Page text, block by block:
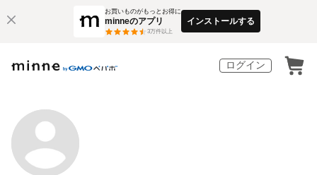
お買いものがもっとお得に
minneのアプリ
3万件以上
インストールする
ログイン